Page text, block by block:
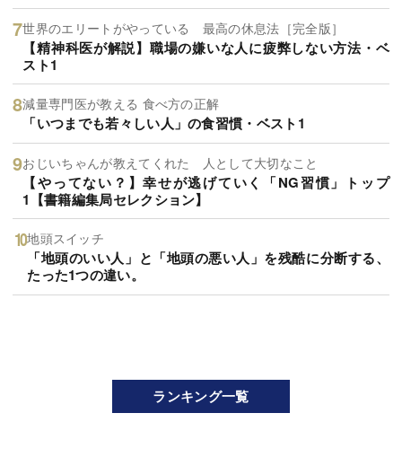
世界のエリートがやっている 最高の休息法［完全版］
【精神科医が解説】職場の嫌いな人に疲弊しない方法・ベ
スト1
減量専門医が教える 食べ方の正解
「いつまでも若々しい人」の食習慣・ベスト1
おじいちゃんが教えてくれた 人として大切なこと
【やってない？】幸せが逃げていく「NG習慣」トップ
1【書籍編集局セレクション】
地頭スイッチ
「地頭のいい人」と「地頭の悪い人」を残酷に分断する、
たった1つの違い。
ランキング一覧